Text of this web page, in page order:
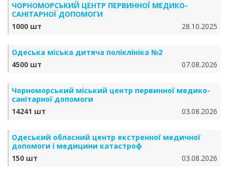
ЧОРНОМОРСЬКИЙ ЦЕНТР ПЕРВИННОЇ МЕДИКО-
САНІТАРНОЇ ДОПОМОГИ
1000 шт
28.10.2025
Одеська міська дитяча поліклініка №2
4500 шт
07.08.2026
Чорноморський міський центр первинної медико-
санітарної допомоги
14241 шт
03.08.2026
Одеський обласний центр екстренної медичної
допомоги і медицини катастроф
150 шт
03.08.2026